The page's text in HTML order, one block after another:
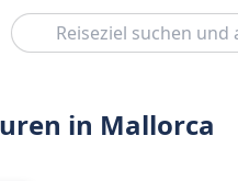
Suchen
in Mallorca